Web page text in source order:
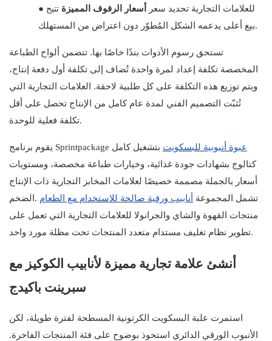
● أسعار الرفوف المميزة
للعلامات التجارية تحديد سعر
بيع أعلى يدعمه الشكل المُطوّر دون اعتراض من المستهلك.
تستحق رسوم الأدوات بندًا خاصًا بها. تتضمن ألواح الطباعة
المخصصة تكلفة إعداد لمرة واحدة تُضاف إلى تكلفة أول دفعة إنتاج،
ويتم توزيع هذه التكلفة على كل طلبية لاحقة. العلامات التجارية التي
تُثبّت التصميم الفني لمدة عام كامل من الإنتاج تحصل على أقل
تكلفة فعلية للوحدة.
يقوم برنامج Sprintpackage بتشغيل كامل عبوة أنبوبية للبسكويت
كتالوج بشهادات جودة غذائية، وخيارات طباعة مخصصة، ومستويات
أسعار بالجملة مصممة خصيصًا لعلامات المخابز التجارية ذات الإنتاج
الضخم. أنابيب ورقية صالحة للاستخدام مع الطعام
تشمل المجموعة
منتجات القهوة والشاي والجرانولا للعلامات التجارية التي تعمل على
تطوير نظام تغليف مستدام متعدد المنتجات تحت مظلة مورد واحد.
أنشئ علامة تجارية مميزة لأنابيب الكوكيز مع
سبرينت باكيدج
استمرت علبة البسكويت الكرتونية المسطحة لفترة طويلة، لكن
الأنبوب الورقي الدائري استحوذ بوضوح على فئة المنتجات الفاخرة.